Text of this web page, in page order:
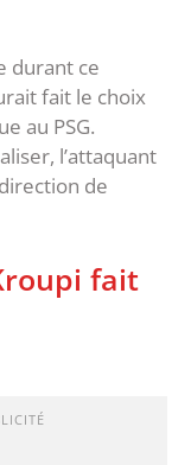
durant ce
fait le choix
au PSG.
l’attaquant
de
fait